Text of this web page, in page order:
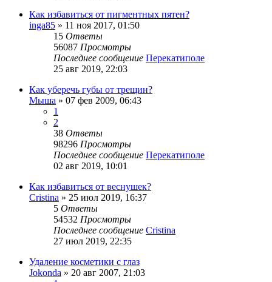
Как избавиться от пигментных пятен?
inga85 » 11 ноя 2017, 01:50
15 Ответы
56087 Просмотры
Последнее сообщение Перекатиполе
25 авг 2019, 22:03
Как уберечь губы от трещин?
Мыша » 07 фев 2009, 06:43
1
2
38 Ответы
98296 Просмотры
Последнее сообщение Перекатиполе
02 авг 2019, 10:01
Как избавиться от веснушек?
Cristina » 25 июл 2019, 16:37
5 Ответы
54532 Просмотры
Последнее сообщение Cristina
27 июл 2019, 22:35
Удаление косметики с глаз
Jokonda » 20 авг 2007, 21:03